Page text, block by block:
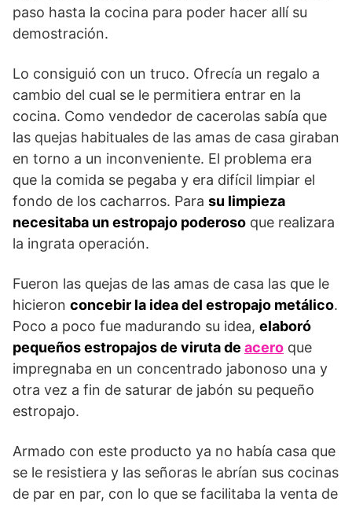
paso hasta la cocina para poder hacer allí su
demostración.
Lo consiguió con un truco. Ofrecía un regalo a
cambio del cual se le permitiera entrar en la
cocina. Como vendedor de cacerolas sabía que
las quejas habituales de las amas de casa giraban
en torno a un inconveniente. El problema era
que la comida se pegaba y era difícil limpiar el
fondo de los cacharros. Para su limpieza
necesitaba un estropajo poderoso que realizara
la ingrata operación.
Fueron las quejas de las amas de casa las que le
hicieron concebir la idea del estropajo metálico.
Poco a poco fue madurando su idea, elaboró
pequeños estropajos de viruta de acero que
impregnaba en un concentrado jabonoso una y
otra vez a fin de saturar de jabón su pequeño
estropajo.
Armado con este producto ya no había casa que
se le resistiera y las señoras le abrían sus cocinas
de par en par, con lo que se facilitaba la venta de